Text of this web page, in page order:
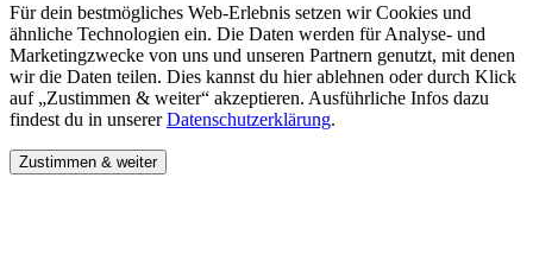
Für dein bestmögliches Web-Erlebnis setzen wir Cookies und
ähnliche Technologien ein. Die Daten werden für Analyse- und
Marketingzwecke von uns und unseren Partnern genutzt, mit denen
wir die Daten teilen. Dies kannst du hierablehnen oder durch Klick
auf „Zustimmen & weiter“ akzeptieren. Ausführliche Infos dazu
findest du in unsererDatenschutzerklärung.
Zustimmen & weiter